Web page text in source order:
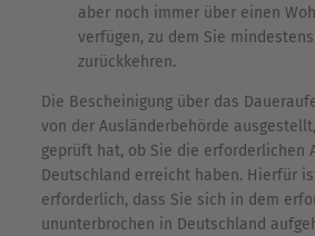
aber noch immer über einen
verfügen, zu dem Sie
zurückkehren.
Die Bescheinigung über das
von der Ausländerbehörde
geprüft hat, ob Sie die erforderlichen
Deutschland erreicht haben. Hierfür
erforderlich, dass Sie sich in dem
ununterbrochen in Deutschland